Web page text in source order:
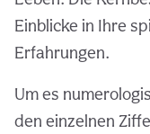
Einblicke in Ihre
Erfahrungen.
Um es
den einzelnen